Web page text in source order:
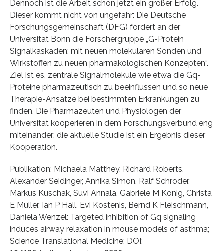
Dennoch ist die Arbeit schon jetzt ein großer Erfolg.
Dieser kommt nicht von ungefähr: Die Deutsche
Forschungsgemeinschaft (DFG) fördert an der
Universität Bonn die Forschergruppe „G-Protein
Signalkaskaden: mit neuen molekularen Sonden und
Wirkstoffen zu neuen pharmakologischen Konzepten“.
Ziel ist es, zentrale Signalmoleküle wie etwa die Gq-
Proteine pharmazeutisch zu beeinflussen und so neue
Therapie-Ansätze bei bestimmten Erkrankungen zu
finden. Die Pharmazeuten und Physiologen der
Universität kooperieren in dem Forschungsverbund eng
miteinander; die aktuelle Studie ist ein Ergebnis dieser
Kooperation.
Publikation: Michaela Matthey, Richard Roberts,
Alexander Seidinger, Annika Simon, Ralf Schröder,
Markus Kuschak, Suvi Annala, Gabriele M König, Christa
E Müller, Ian P Hall, Evi Kostenis, Bernd K Fleischmann,
Daniela Wenzel: Targeted inhibition of Gq signaling
induces airway relaxation in mouse models of asthma;
Science Translational Medicine; DOI: